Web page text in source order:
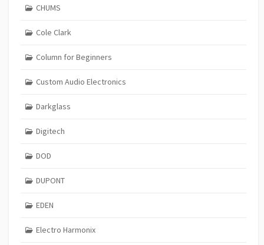
CHUMS
Cole Clark
Column for Beginners
Custom Audio Electronics
Darkglass
Digitech
DOD
DUPONT
EDEN
Electro Harmonix